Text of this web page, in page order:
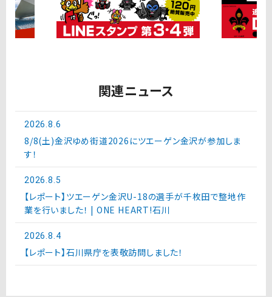
関連ニュース
2026.8.6
8/8(土)金沢ゆめ街道2026にツエーゲン金沢が参加しま
す！
2026.8.5
【レポート】ツエーゲン金沢U-18の選手が千枚田で整地作
業を行いました！ | ONE HEART!石川
2026.8.4
【レポート】石川県庁を表敬訪問しました！